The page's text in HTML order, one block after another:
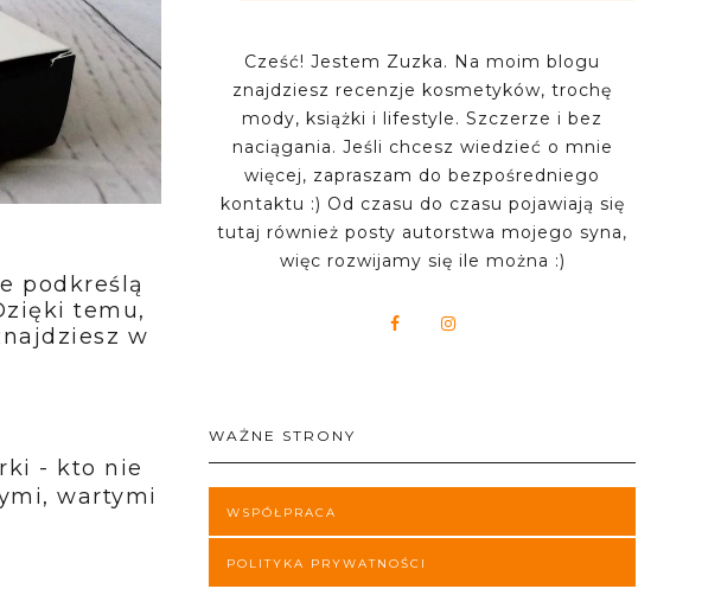
podkreślą
temu,
w
- kto nie
wartymi
Cześć! Jestem Zuzka. Na moim blogu
znajdziesz recenzje kosmetyków, trochę
mody, książki i lifestyle. Szczerze i bez
naciągania. Jeśli chcesz wiedzieć o mnie
więcej, zapraszam do bezpośredniego
kontaktu :) Od czasu do czasu pojawiają się
tutaj również posty autorstwa mojego syna,
więc rozwijamy się ile można :)
WAŻNE STRONY
WSPÓŁPRACA
POLITYKA PRYWATNOŚCI